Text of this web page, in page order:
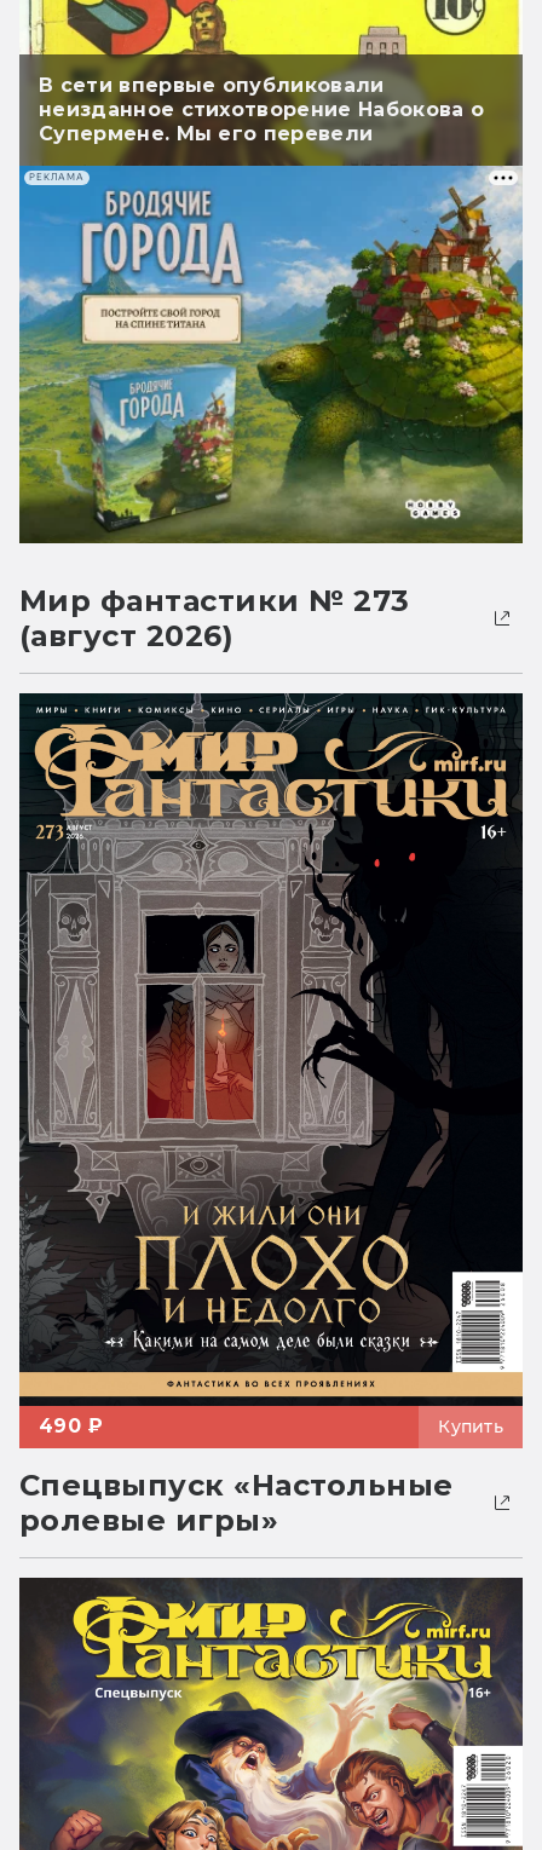
В сети впервые опубликовали
неизданное стихотворение Набокова о
Супермене. Мы его перевели
РЕКЛАМА
Мир фантастики № 273
(август 2026)
490 ₽ Купить
Спецвыпуск «Настольные
ролевые игры»